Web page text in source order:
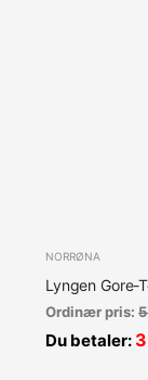
NORRØNA
Lyngen Gore-
Ordinær pris:
Du betaler: